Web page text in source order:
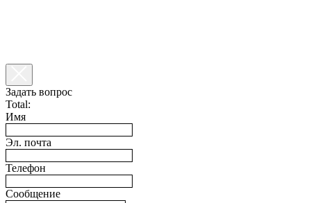
Задать вопрос
Total:
Имя
Эл. почта
Телефон
Сообщение